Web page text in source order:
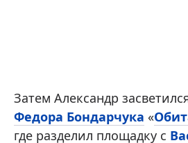
Затем Александр
Федора Бондарчука «
где разделил площадку с